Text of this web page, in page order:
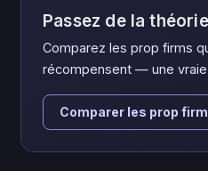
Passez de la
Comparez les prop firms
récompensent — une
Comparer les prop